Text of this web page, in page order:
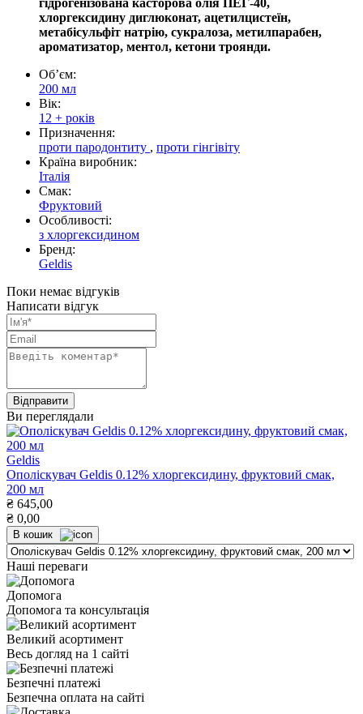
хлоргексидину диглюконат, ацетилцистеїн,
метабісульфіт натрію, сукралоза, метилпарабен,
ароматизатор, ментол, кетони троянди.
Обʼєм:
200 мл
Вік:
12 + років
Призначення:
проти пародонтиту , проти гінгівіту
Країна виробник:
Італія
Смак:
Фруктовий
Особливості:
з хлоргексидином
Бренд:
Geldis
Поки немає відгуків
Написати відгук
Ви переглядали
Geldis
Ополіскувач Geldis 0.12% хлоргексидину, фруктовий смак,
200 мл
₴ 645,00
₴ 0,00
В кошик
Наші переваги
Допомога
Допомога та консультація
Великий асортимент
Весь догляд на 1 сайті
Безпечні платежі
Безпечна оплата на сайті